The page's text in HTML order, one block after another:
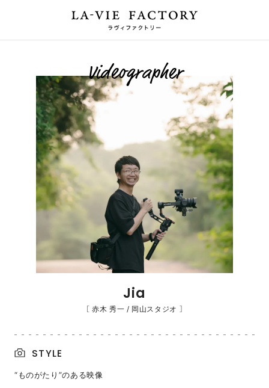
Videographer
Jia
［ 赤木 秀一 / 岡山スタジオ ］
STYLE
“ものがたり”のある映像